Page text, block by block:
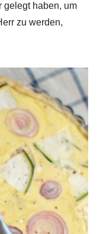
gelegt haben, um
zu werden,